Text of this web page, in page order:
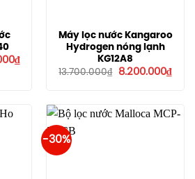
₫Giá
hiện
Máy lọc nước Kangaroo
Hydrogen nóng lạnh
KG12A8
13.700.000₫
Giá
8.200.000₫Giá
hiện
-30%